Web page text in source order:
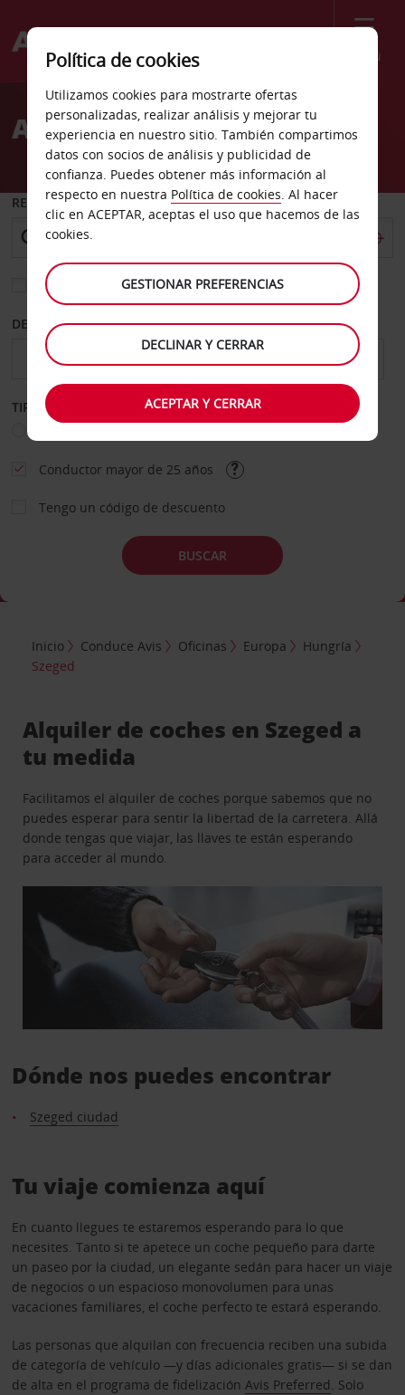
Menú
Welcome
AvisAlquiler de coches Szeged
RECOGER EN
Elegir otra oficina de devolución
DESDE HASTA
TIPO DE ALQUILER
Conductor mayor de 25 años
Tengo un código de descuento
BUSCAR
Inicio Conduce Avis Oficinas Europa
Hungría
Szeged
Alquiler de coches en Szeged a
tu medida
Facilitamos el alquiler de coches porque sabemos que no
puedes esperar para sentir la libertad de la carretera. Allá
donde tengas que viajar, las llaves te están esperando
para acceder al mundo.
Dónde nos puedes encontrar
Szeged ciudad
Tu viaje comienza aquí
En cuanto llegues te estaremos esperando para lo que
necesites. Tanto si te apetece un coche pequeño para darte
un paseo por la ciudad, un elegante sedán para hacer un viaje
de negocios o un espacioso monovolumen para unas
vacaciones familiares, el coche perfecto te estará esperando.
Las personas que alquilan con frecuencia reciben una subida
de categoría de vehículo —y días adicionales gratis— si se dan
de alta en el programa de fidelización Avis Preferred. Solo
Política de cookies
Utilizamos cookies para mostrarte ofertas
personalizadas, realizar análisis y mejorar tu
experiencia en nuestro sitio. También compartimos
datos con socios de análisis y publicidad de
confianza. Puedes obtener más información al
respecto en nuestra Política de cookies. Al hacer
clic en ACEPTAR, aceptas el uso que hacemos de las
cookies.
GESTIONAR PREFERENCIAS
DECLINAR Y CERRAR
ACEPTAR Y CERRAR